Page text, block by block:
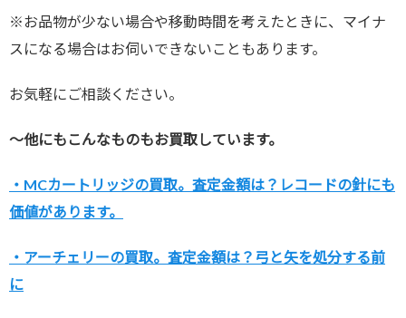
※お品物が少ない場合や移動時間を考えたときに、マイナ
スになる場合はお伺いできないこともあります。
お気軽にご相談ください。
～他にもこんなものもお買取しています。
・MCカートリッジの買取。査定金額は？レコードの針にも
価値があります。
・アーチェリーの買取。査定金額は？弓と矢を処分する前
に